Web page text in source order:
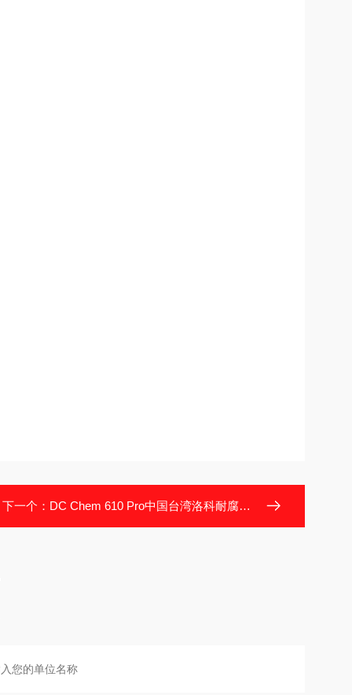
下一个： DC Chem 610 Pro中国台湾洛科耐腐蚀真空泵